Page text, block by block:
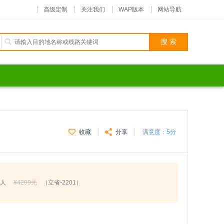
高级定制 关注我们 WAP版本 网站导航
收藏 分享 满意度： 5分
¥4299元 （立省-2201）